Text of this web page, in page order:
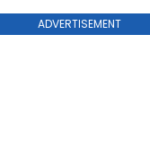
ADVERTISEMENT